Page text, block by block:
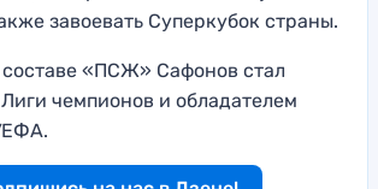
завоевать Суперкубок страны.
составе «ПСЖ» Сафонов стал
чемпионов и обладателем